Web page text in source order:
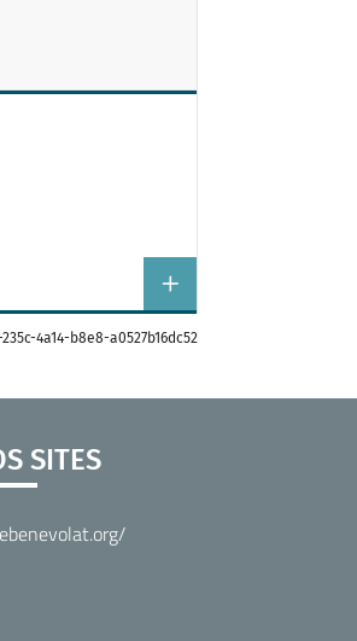
4a14-b8e8-a0527b16dc52
SITES